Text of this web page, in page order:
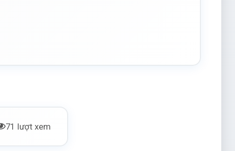
71 lượt xem